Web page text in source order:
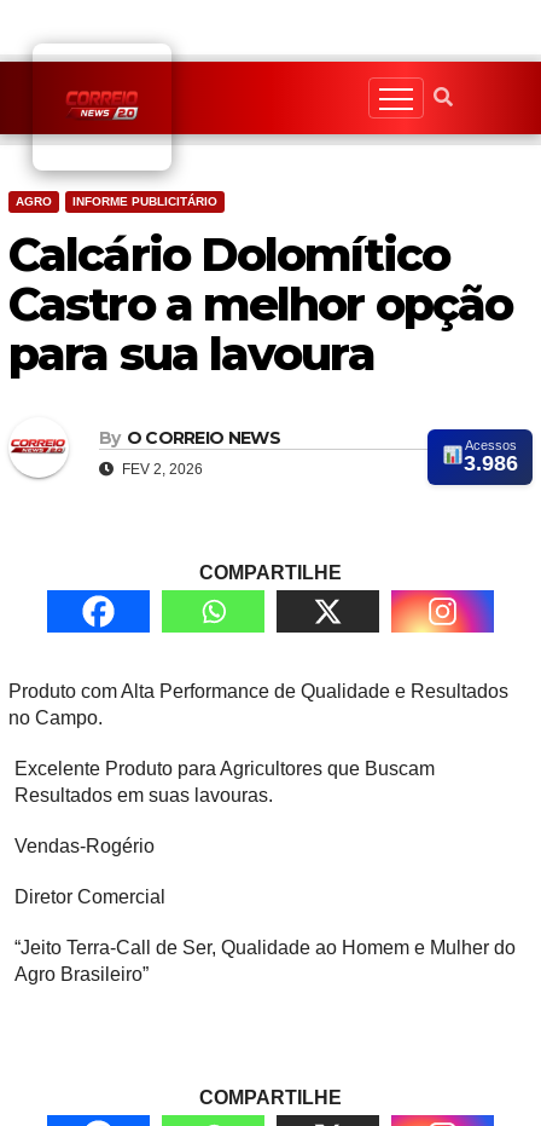
content
AGRO INFORME PUBLICITÁRIO
Calcário Dolomítico
Castro a melhor opção
para sua lavoura
By O CORREIO NEWS
FEV 2, 2026
Acessos
3.986
COMPARTILHE
Produto com Alta Performance de Qualidade e Resultados
no Campo.
Excelente Produto para Agricultores que Buscam
Resultados em suas lavouras.
Vendas-Rogério
Diretor Comercial
“Jeito Terra-Call de Ser, Qualidade ao Homem e Mulher do
Agro Brasileiro”
COMPARTILHE